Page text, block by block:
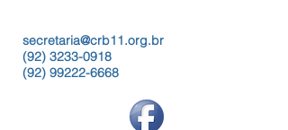
secretaria@crb11.org.br
(92) 3233-0918
(92) 99222-6668